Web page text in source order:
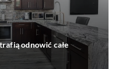
odnowić całe